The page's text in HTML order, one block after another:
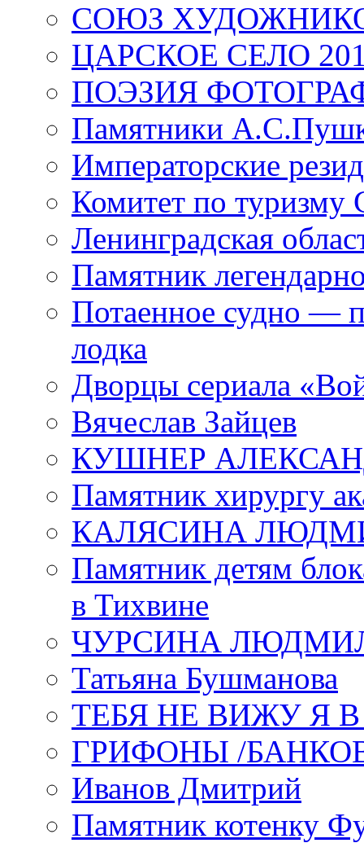
СОЮЗ
ЦАРСКОЕ СЕЛО
ПОЭЗИЯ
Памятники
Императорские
Комитет по туризму
Ленинградская
Памятник
Потаенное судно —
лодка
Дворцы сериала
Вячеслав Зайцев
КУШНЕР
Памятник хирургу
КАЛЯСИНА
Памятник детям
в Тихвине
ЧУРСИНА
Татьяна Бушманова
ТЕБЯ НЕ ВИЖУ Я
ГРИФОНЫ /
Иванов Дмитрий
Памятник котенку